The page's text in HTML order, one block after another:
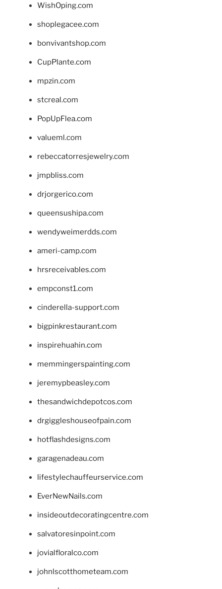
WishOping.com
shoplegacee.com
bonvivantshop.com
CupPlante.com
mpzin.com
stcreal.com
PopUpFlea.com
valueml.com
rebeccatorresjewelry.com
jmpbliss.com
drjorgerico.com
queensushipa.com
wendyweimerdds.com
ameri-camp.com
hrsreceivables.com
empconst1.com
cinderella-support.com
bigpinkrestaurant.com
inspirehuahin.com
memmingerspainting.com
jeremypbeasley.com
thesandwichdepotcos.com
drgiggleshouseofpain.com
hotflashdesigns.com
garagenadeau.com
lifestylechauffeurservice.com
EverNewNails.com
insideoutdecoratingcentre.com
salvatoresinpoint.com
jovialfloralco.com
johnlscotthometeam.com